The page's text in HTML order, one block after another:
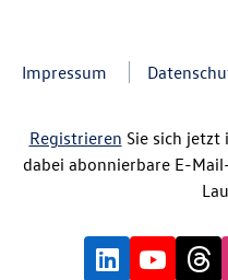
Impressum
Registrieren Sie sich jetzt
dabei abonnierbare E-